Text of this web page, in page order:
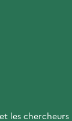
les chercheurs